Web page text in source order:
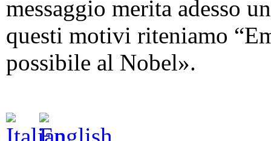
messaggio merita adesso
questi motivi riteniamo
possibile al Nobel».